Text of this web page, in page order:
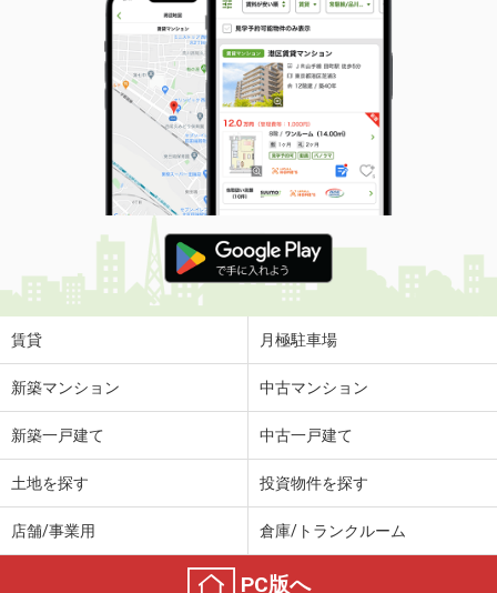
賃貸 月極駐車場
新築マンション 中古マンション
新築一戸建て 中古一戸建て
土地を探す 投資物件を探す
店舗/事業用 倉庫/トランクルーム
PC版へ